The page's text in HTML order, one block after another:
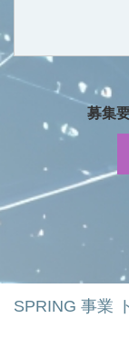
募集
SPRING 事業